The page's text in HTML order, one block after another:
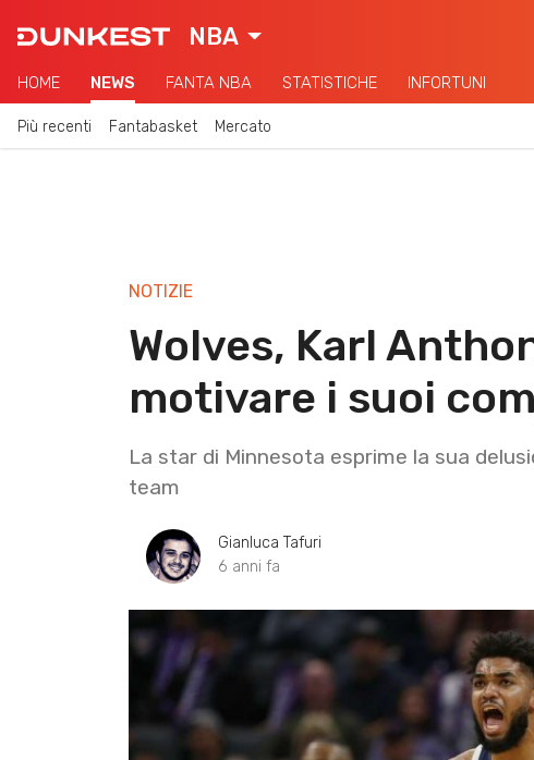
NBA
HOME NEWS FANTA NBA STATISTICHE INFORTUNI
Più recenti Fantabasket Mercato
NOTIZIE
Wolves, Karl
motivare i suoi
La star di Minnesota esprime la sua
team
Gianluca Tafuri
6 anni fa